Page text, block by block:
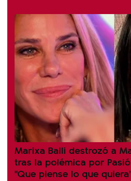
Marixa Balli destrozó a
tras la polémica por
"Que piense lo que